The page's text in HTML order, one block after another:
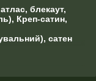
блекаут,
Креп-сатин,
сатен